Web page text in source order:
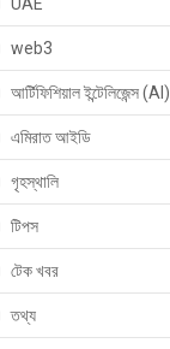
web3
আর্টিফিশিয়াল ইন্টেলিজেন্স (AI)
এমিরাত আইডি
গৃহস্থালি
টিপস
টেক খবর
তথ্য